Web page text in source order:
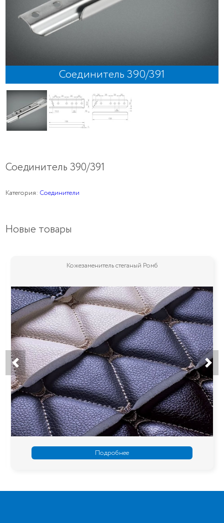
Соединитель 390/391
Соединитель 390/391
Категория: Соединители
Новые товары
Кожезаменитель стеганый Ромб
Подробнее